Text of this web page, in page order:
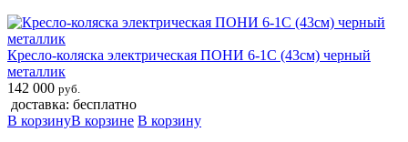
Кресло-коляска электрическая ПОНИ 6-1С (43см) черный
металлик
142 000 руб.
доставка: бесплатно
В корзинуВ корзине В корзину